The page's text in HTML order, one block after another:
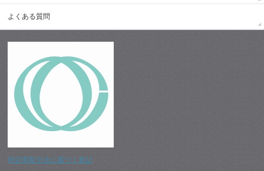
よくある質問
特定商取引法に基づく表記